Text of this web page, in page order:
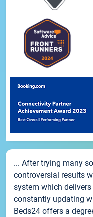
... After trying many
controversial results
system which
constantly updating
Beds24 offers a